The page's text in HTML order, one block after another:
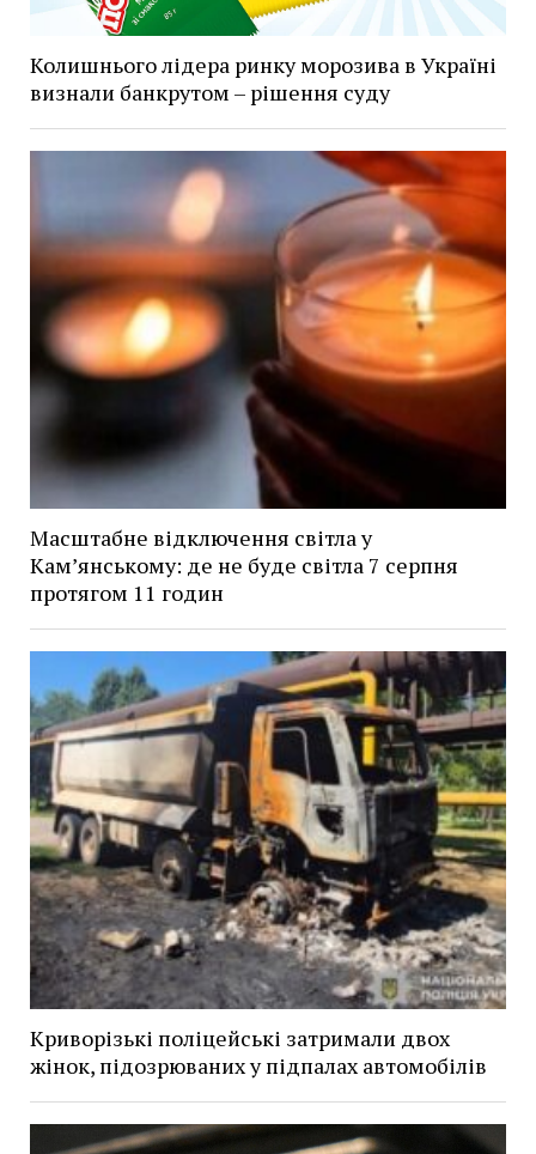
Колишнього лідера ринку морозива в Україні
визнали банкрутом – рішення суду
Масштабне відключення світла у
Кам’янському: де не буде світла 7 серпня
протягом 11 годин
Криворізькі поліцейські затримали двох
жінок, підозрюваних у підпалах автомобілів